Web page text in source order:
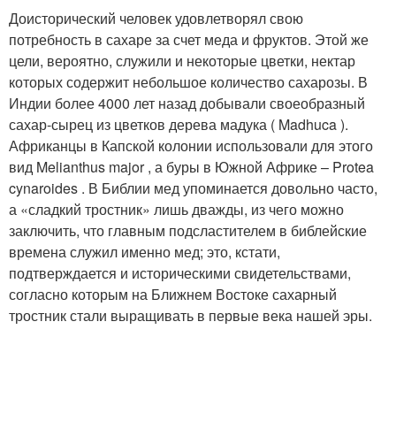
Доисторический человек удовлетворял свою
потребность в сахаре за счет меда и фруктов. Этой же
цели, вероятно, служили и некоторые цветки, нектар
которых содержит небольшое количество сахарозы. В
Индии более 4000 лет назад добывали своеобразный
сахар-сырец из цветков дерева мадука ( Madhuca ).
Африканцы в Капской колонии использовали для этого
вид Melianthus major , а буры в Южной Африке – Protea
cynaroides . В Библии мед упоминается довольно часто,
а «сладкий тростник» лишь дважды, из чего можно
заключить, что главным подсластителем в библейские
времена служил именно мед; это, кстати,
подтверждается и историческими свидетельствами,
согласно которым на Ближнем Востоке сахарный
тростник стали выращивать в первые века нашей эры.